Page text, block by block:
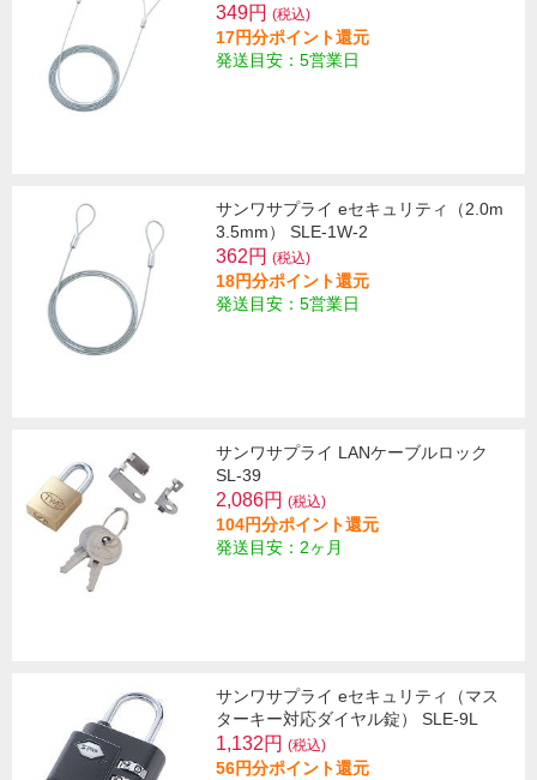
349円 (税込)
17円分ポイント還元
発送目安：5営業日
サンワサプライ eセキュリティ（2.0m
3.5mm） SLE-1W-2
362円 (税込)
18円分ポイント還元
発送目安：5営業日
サンワサプライ LANケーブルロック
SL-39
2,086円 (税込)
104円分ポイント還元
発送目安：2ヶ月
サンワサプライ eセキュリティ（マス
ターキー対応ダイヤル錠） SLE-9L
1,132円 (税込)
56円分ポイント還元